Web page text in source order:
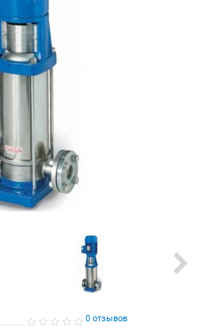
0 отзывов